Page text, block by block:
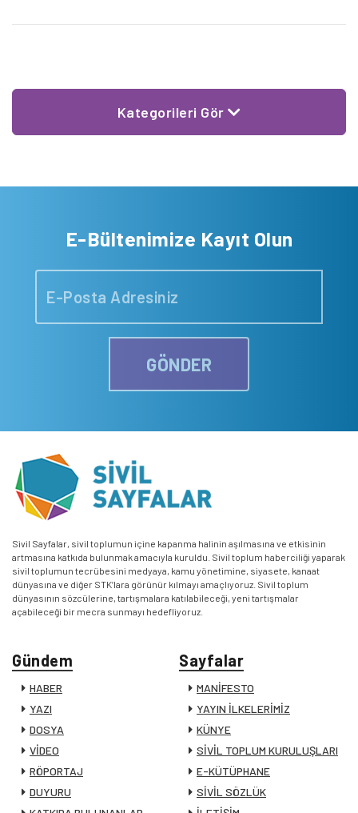
girişimci, ticaretlerini İstanbul’da ve Türkiye’nin farklı
Kategorileri Gör
E-Bültenimize Kayıt Olun
GÖNDER
Sivil Sayfalar, sivil toplumun içine kapanma halinin aşılmasına ve etkisinin
artmasına katkıda bulunmak amacıyla kuruldu. Sivil toplum haberciliği yaparak
sivil toplumun tecrübesini medyaya, kamu yönetimine, siyasete, kanaat
dünyasına ve diğer STK’lara görünür kılmayı amaçlıyoruz. Sivil toplum
dünyasının sözcülerine, tartışmalara katılabileceği, yeni tartışmalar
açabileceği bir mecra sunmayı hedefliyoruz.
Gündem
HABER
YAZI
DOSYA
VİDEO
RÖPORTAJ
DUYURU
Sayfalar
MANİFESTO
YAYIN İLKELERİMİZ
KÜNYE
SİVİL TOPLUM KURULUŞLARI
E-KÜTÜPHANE
SİVİL SÖZLÜK